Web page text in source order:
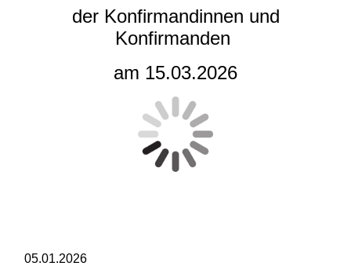
der Konfirmandinnen und
Konfirmanden
am 15.03.2026
05.01.2026